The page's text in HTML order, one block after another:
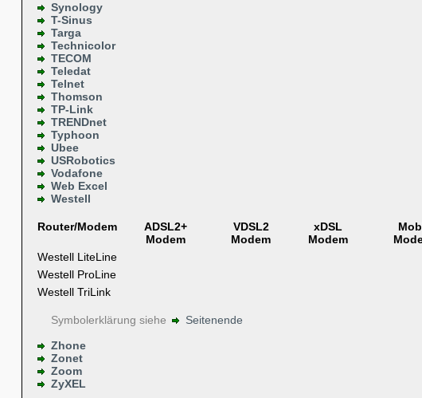
Synology
T-Sinus
Targa
Technicolor
TECOM
Teledat
Telnet
Thomson
TP-Link
TRENDnet
Typhoon
Ubee
USRobotics
Vodafone
Web Excel
Westell
Router/Modem
ADSL2+
Modem
VDSL2
Modem
xDSL
Modem
Westell LiteLine
Westell ProLine
Westell TriLink
Symbolerklärung siehe
Seitenende
Zhone
Zonet
Zoom
ZyXEL